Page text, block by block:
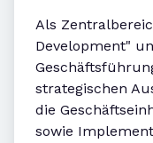
Als
Development"
strategischen
die
sowie